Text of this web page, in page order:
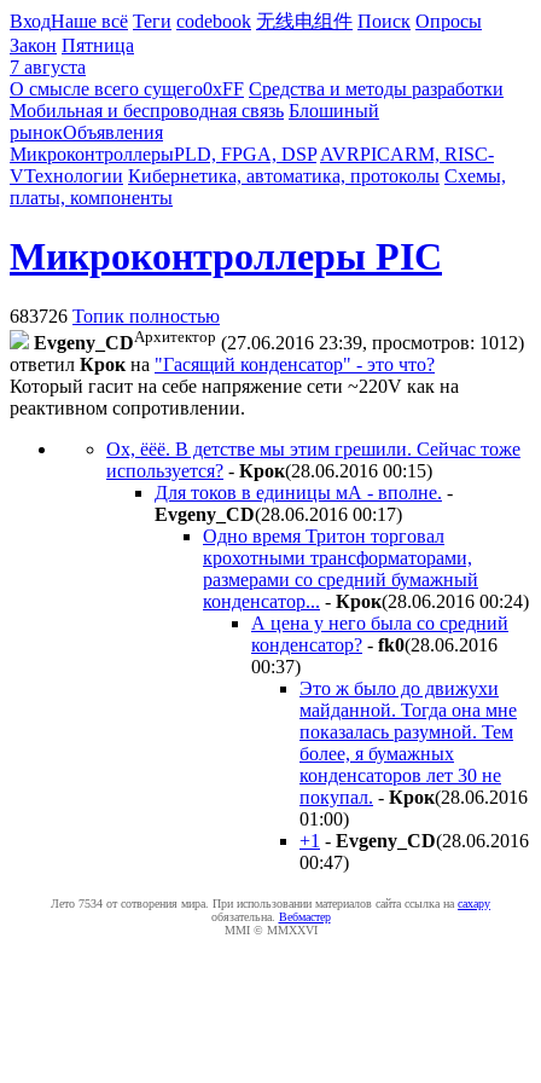
ВходНаше всё Теги codebook 无线电组件 Поиск Опросы
Закон Пятница
7 августа
О смысле всего сущего0xFF Средства и методы разработки
Мобильная и беспроводная связь Блошиный
рынокОбъявления
МикроконтроллерыPLD, FPGA, DSP AVRPICARM, RISC-
VТехнологии Кибернетика, автоматика, протоколы Схемы,
платы, компоненты
Микроконтроллеры PIC
683726 Топик полностью
Evgeny_CDАрхитектор (27.06.2016 23:39, просмотров: 1012)
ответил Крок на "Гасящий конденсатор" - это что?
Который гасит на себе напряжение сети ~220V как на
реактивном сопротивлении.
Ох, ёёё. В детстве мы этим грешили. Сейчас тоже
используется? - Крок(28.06.2016 00:15)
Для токов в единицы мА - вполне. -
Evgeny_CD(28.06.2016 00:17)
Одно время Тритон торговал
крохотными трансформаторами,
размерами со средний бумажный
конденсатор... - Крок(28.06.2016 00:24)
А цена у него была со средний
конденсатор? - fk0(28.06.2016
00:37)
Это ж было до движухи
майданной. Тогда она мне
показалась разумной. Тем
более, я бумажных
конденсаторов лет 30 не
покупал. - Крок(28.06.2016
01:00)
+1 - Evgeny_CD(28.06.2016
00:47)
Лето 7534 от сотворения мира. При использовании материалов сайта ссылка на caxapу
обязательна. Вебмастер
MMI © MMXXVI